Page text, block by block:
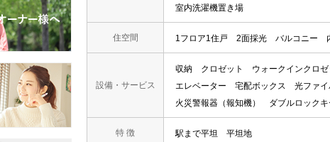
室内洗濯機置き場
住空間 1フロア1住戸 2面採光 バルコニー
設備・サービス
収納 クロゼット ウォークインクロゼ
エレベーター
宅配ボックス 光ファイ
火災警報器（報知機）
ダブルロックキ
特 徴 駅まで平坦 平坦地